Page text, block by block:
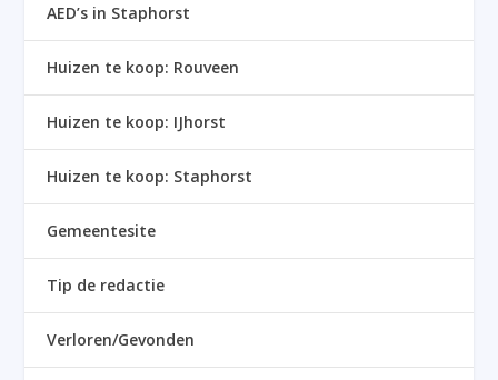
AED’s in Staphorst
Huizen te koop: Rouveen
Huizen te koop: IJhorst
Huizen te koop: Staphorst
Gemeentesite
Tip de redactie
Verloren/Gevonden